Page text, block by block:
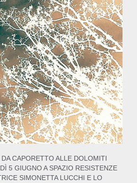
CAPORETTO ALLE DOLOMITI
5 GIUGNO A SPAZIO RESISTENZE
SIMONETTA LUCCHI E LO